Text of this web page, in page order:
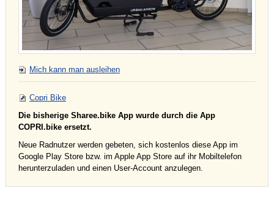
Mich kann man ausleihen
Copri Bike
Die bisherige Sharee.bike App wurde durch die App
COPRI.bike ersetzt.
Neue Radnutzer werden gebeten, sich kostenlos diese App im
Google Play Store bzw. im Apple App Store auf ihr Mobiltelefon
herunterzuladen und einen User-Account anzulegen.